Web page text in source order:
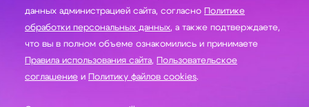
данных администрацией сайта, согласно Политике
обработки персональных данных, а также подтверждаете,
что вы в полном объеме ознакомились и принимаете
Правила использования сайта, Пользовательское
соглашение и Политику файлов cookies.